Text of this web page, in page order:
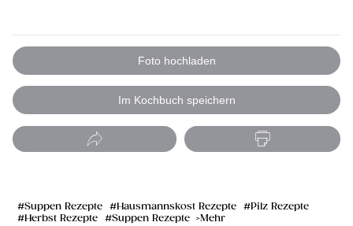
Foto hochladen
Im Kochbuch speichern
Suppen Rezepte Hausmannskost Rezepte
Pilz Rezepte
Herbst Rezepte
Suppen Rezepte Mehr